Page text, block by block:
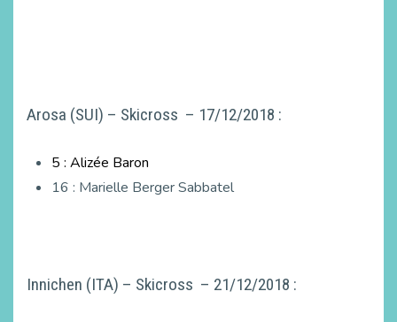
Arosa (SUI) – Skicross – 17/12/2018 :
5 : Alizée Baron
16 : Marielle Berger Sabbatel
Innichen (ITA) – Skicross – 21/12/2018 :